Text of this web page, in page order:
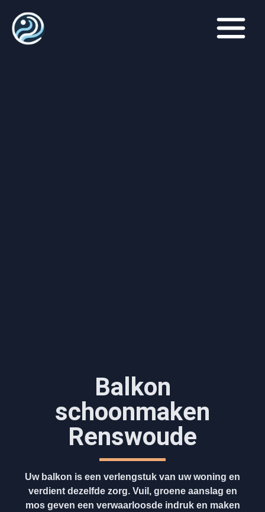
Balkon
schoonmaken
Renswoude
Uw balkon is een verlengstuk van uw woning en
verdient dezelfde zorg. Vuil, groene aanslag en
mos geven een verwaarloosde indruk en maken